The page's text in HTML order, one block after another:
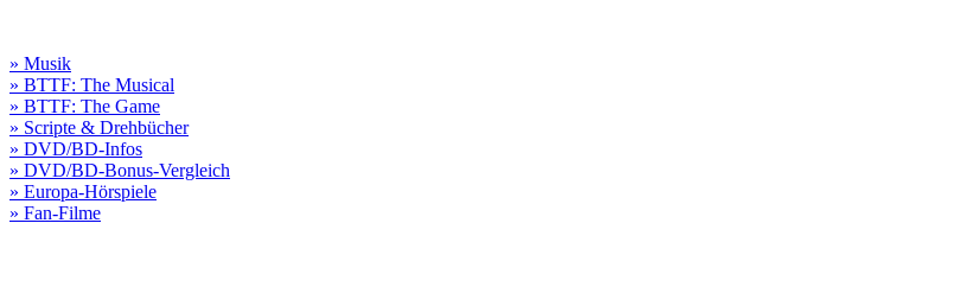
» Musik
» BTTF: The Musical
» BTTF: The Game
» Scripte & Drehbücher
» DVD/BD-Infos
» DVD/BD-Bonus-Vergleich
» Europa-Hörspiele
» Fan-Filme